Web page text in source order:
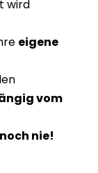
wird
eigene
vom
nie!